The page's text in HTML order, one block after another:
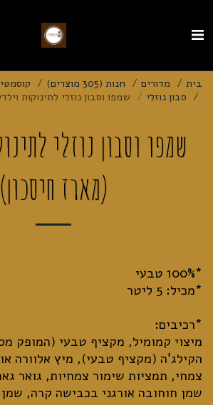
בית מדורים חנות (305 מוצרים)
סבון נוזלי
שמפו וסבון נוזלי לתינוקות
שמפו וסבון נוזלי
(מארז חיסכון)
מיצוי קמומיל, מקציף טבעי (המופק
הקילג'ה (מקציף טבעי), מיץ אלוורה
צמחי, תמציות שימור צמחיות, גואר
שמן חוחובה אורגני בכבישה קרה, שמן